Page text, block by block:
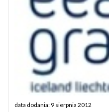
data dodania: 9 sierpnia 2012